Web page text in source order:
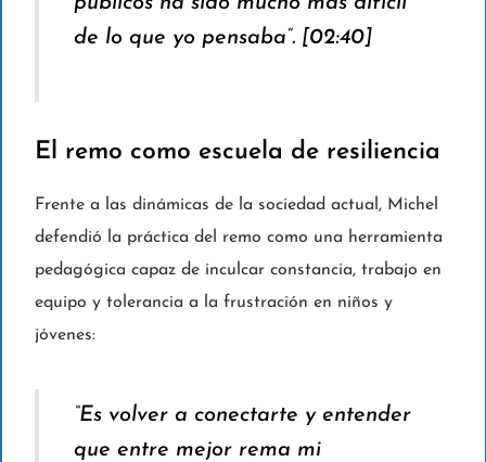
de lo que yo pensaba”. [02:40]
El remo como escuela de resiliencia
Frente a las dinámicas de la sociedad actual, Michel
defendió la práctica del remo como una herramienta
pedagógica capaz de inculcar constancia, trabajo en
equipo y tolerancia a la frustración en niños y
jóvenes:
“Es volver a conectarte y entender
que entre mejor rema mi